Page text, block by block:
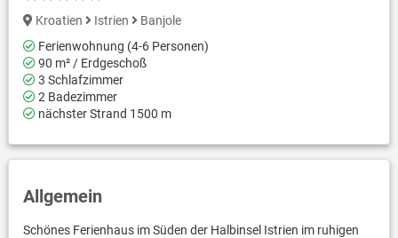
Kroatien Istrien
Banjole
Ferienwohnung (4-6 Personen)
90 m² / Erdgeschoß
3 Schlafzimmer
2 Badezimmer
nächster Strand 1500 m
Allgemein
Schönes Ferienhaus im Süden der Halbinsel Istrien im ruhigen